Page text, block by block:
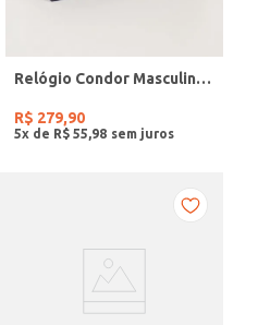
Relógio Condor Masculino PRATA
R$ 279,90
5x de R$ 55 98